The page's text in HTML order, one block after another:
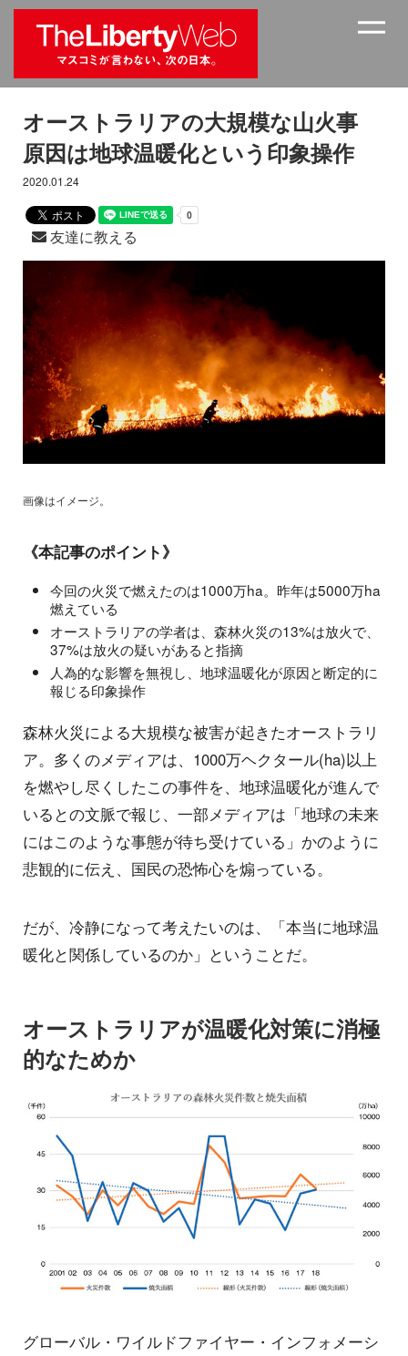
オーストラリアの大規模な山火事
原因は地球温暖化という印象操作
2020.01.24
友達に教える
画像はイメージ。
《本記事のポイント》
今回の火災で燃えたのは1000万ha。昨年は5000万ha
燃えている
オーストラリアの学者は、森林火災の13%は放火で、
37%は放火の疑いがあると指摘
人為的な影響を無視し、地球温暖化が原因と断定的に
報じる印象操作
森林火災による大規模な被害が起きたオーストラリ
ア。多くのメディアは、1000万ヘクタール(ha)以上
を燃やし尽くしたこの事件を、地球温暖化が進んで
いるとの文脈で報じ、一部メディアは「地球の未来
にはこのような事態が待ち受けている」かのように
悲観的に伝え、国民の恐怖心を煽っている。
だが、冷静になって考えたいのは、「本当に地球温
暖化と関係しているのか」ということだ。
オーストラリアが温暖化対策に消極
的なためか
グローバル・ワイルドファイヤー・インフォメーシ